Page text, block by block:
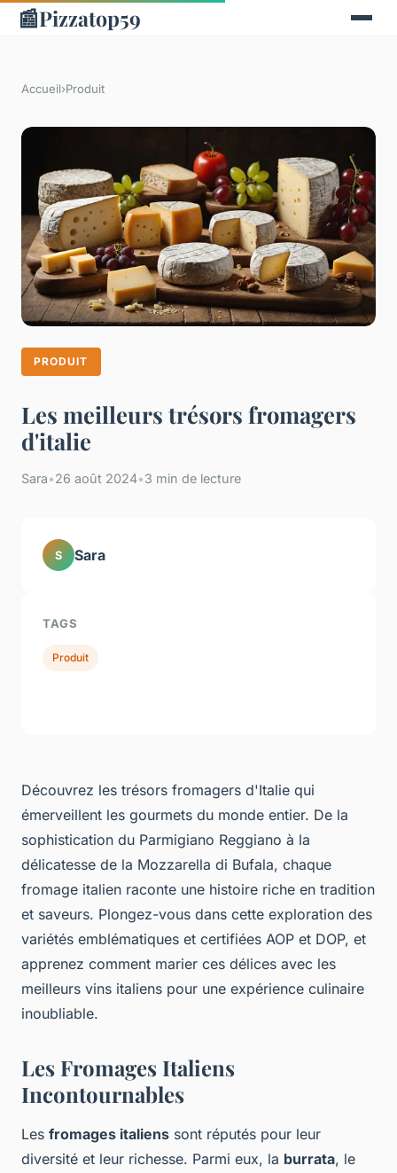
📰Pizzatop59
Accueil›Produit
PRODUIT
Les meilleurs trésors fromagers
d'italie
Sara•26 août 2024•3 min de lecture
Découvrez les trésors fromagers d'Italie qui
émerveillent les gourmets du monde entier. De la
sophistication du Parmigiano Reggiano à la
délicatesse de la Mozzarella di Bufala, chaque
fromage italien raconte une histoire riche en tradition
et saveurs. Plongez-vous dans cette exploration des
variétés emblématiques et certifiées AOP et DOP, et
apprenez comment marier ces délices avec les
meilleurs vins italiens pour une expérience culinaire
inoubliable.
Les Fromages Italiens
Incontournables
Les fromages italiens sont réputés pour leur
diversité et leur richesse. Parmi eux, la burrata, le
S Sara
TAGS
Produit